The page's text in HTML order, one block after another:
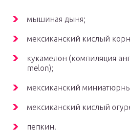
мышиная дыня;
мексиканский кислый
кукамелон (компиляция
melon);
мексиканский
мексиканский кислый
пепкин.